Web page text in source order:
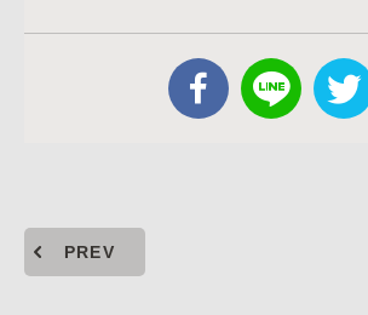
PREV